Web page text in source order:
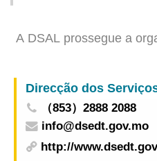
Objectivos de
Nações Unidas -
A DSAL prossegue a
de trabalho
（853）2888 2088
info@dsedt.gov.mo
http://